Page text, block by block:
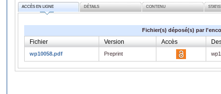
ACCÈS EN LIGNE DÉTAILS CONTENU
Fichier(s) déposé(s) par
Fichier Version Accès
wp10058.pdf Preprint